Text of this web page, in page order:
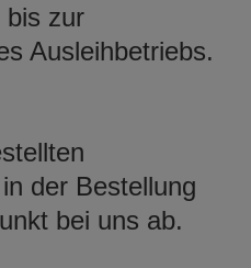
zur
Ausleihbetriebs.
der Bestellung
bei uns ab.